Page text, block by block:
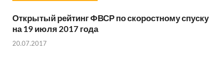
Открытый рейтинг ФВСР по скоростному спуску
на 19 июля 2017 года
20.07.2017